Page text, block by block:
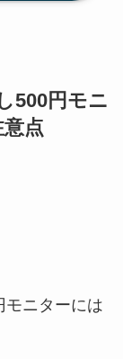
500円モニ
点
モニターには